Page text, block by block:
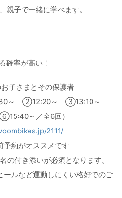
親子で一緒に学べます。
確率が高い！
子さまとその保護者
～ ②12:20～ ③13:10～
～／全6回）
2111/
予約がオススメです
の付き添いが必須となります。
ールなど運動しにくい格好でのご